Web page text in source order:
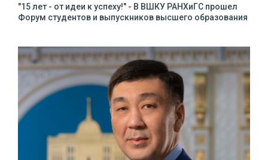
"15 лет - от идеи к успеху!" - В ВШКУ РАНХиГС прошел
Форум студентов и выпускников высшего образования